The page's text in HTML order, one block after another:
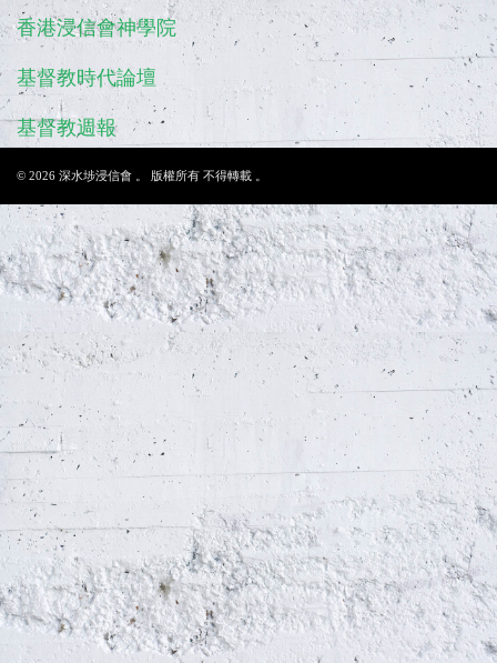
香港浸信會神學院
基督教時代論壇
基督教週報
© 2026 深水埗浸信會 。 版權所有 不得轉載 。